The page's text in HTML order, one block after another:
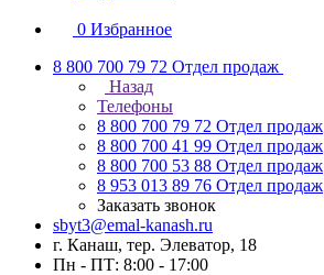
0 Избранное
8 800 700 79 72 Отдел продаж
Назад
Телефоны
8 800 700 79 72 Отдел продаж
8 800 700 41 99 Отдел продаж
8 800 700 53 88 Отдел продаж
8 953 013 89 76 Отдел продаж
Заказать звонок
sbyt3@emal-kanash.ru
г. Канаш, тер. Элеватор, 18
Пн - ПТ: 8:00 - 17:00